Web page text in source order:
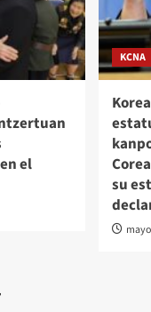
el
KCNA
su